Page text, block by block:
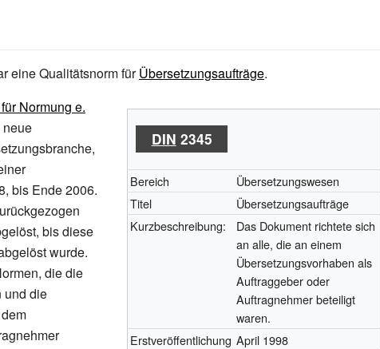
eine Qualitätsnorm fürÜbersetzungsaufträge.
DIN 2345
Bereich
Übersetzungswesen
Titel
Übersetzungsaufträge
Kurzbeschreibung:
Das Dokument richtete sich
an alle, die an einem
Übersetzungsvorhaben als
Auftraggeber oder
Auftragnehmer beteiligt
waren.
Erstveröffentlichung April 1998
Normung e.
bis Ende 2006.
bis diese
wurde.
die die
und die